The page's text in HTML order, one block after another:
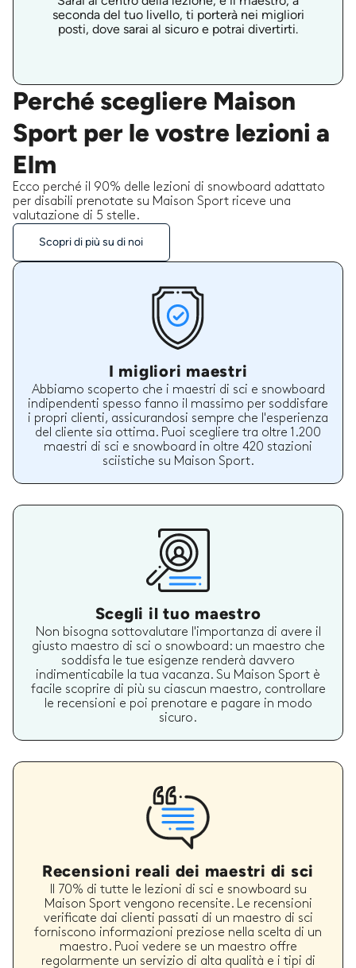
seconda del tuo livello, ti porterà nei migliori
posti, dove sarai al sicuro e potrai divertirti.
Perché scegliere Maison
Sport per le vostre lezioni a
Elm
Ecco perché il 90% delle lezioni di snowboard adattato
per disabili prenotate su Maison Sport riceve una
valutazione di 5 stelle.
Scopri di più su di noi
I migliori maestri
Abbiamo scoperto che i maestri di sci e snowboard
indipendenti spesso fanno il massimo per soddisfare
i propri clienti, assicurandosi sempre che l'esperienza
del cliente sia ottima. Puoi scegliere tra oltre 1.200
maestri di sci e snowboard in oltre 420 stazioni
sciistiche su Maison Sport.
Scegli il tuo maestro
Non bisogna sottovalutare l'importanza di avere il
giusto maestro di sci o snowboard: un maestro che
soddisfa le tue esigenze renderà davvero
indimenticabile la tua vacanza. Su Maison Sport è
facile scoprire di più su ciascun maestro, controllare
le recensioni e poi prenotare e pagare in modo
sicuro.
Recensioni reali dei maestri di sci
Il 70% di tutte le lezioni di sci e snowboard su
Maison Sport vengono recensite. Le recensioni
verificate dai clienti passati di un maestro di sci
forniscono informazioni preziose nella scelta di un
maestro. Puoi vedere se un maestro offre
regolarmente un servizio di alta qualità e i tipi di